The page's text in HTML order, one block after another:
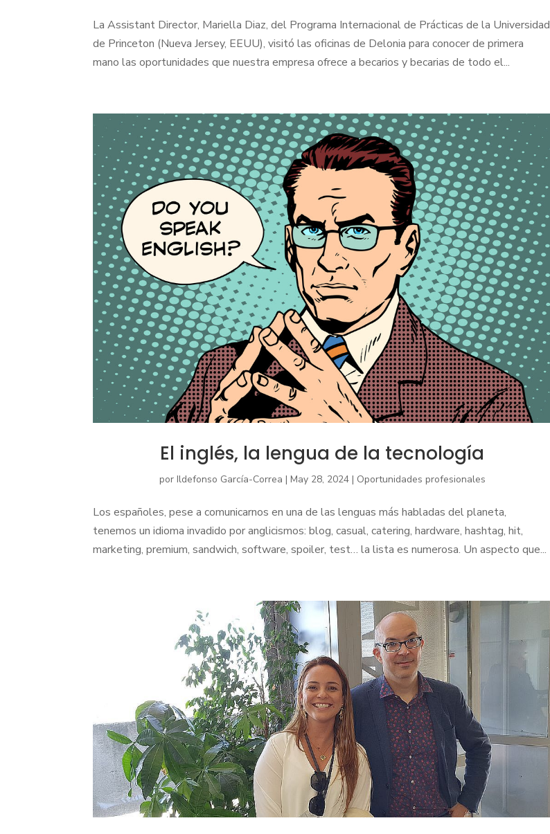
La Assistant Director, Mariella Diaz, del Programa Internacional de Prácticas de la Universidad
de Princeton (Nueva Jersey, EEUU), visitó las oficinas de Delonia para conocer de primera
mano las oportunidades que nuestra empresa ofrece a becarios y becarias de todo el...
El inglés, la lengua de la tecnología
por Ildefonso García-Correa | May 28, 2024| Oportunidades profesionales
Los españoles, pese a comunicarnos en una de las lenguas más habladas del planeta,
tenemos un idioma invadido por anglicismos: blog, casual, catering, hardware, hashtag, hit,
marketing, premium, sandwich, software, spoiler, test… la lista es numerosa. Un aspecto que...